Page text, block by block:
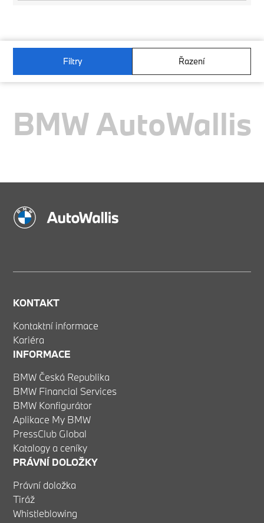
Filtry Řazení
BMW AutoWallis
KONTAKT
Kontaktní informace
Kariéra
INFORMACE
BMW Česká Republika
BMW Financial Services
BMW Konfigurátor
Aplikace My BMW
PressClub Global
Katalogy a ceníky
PRÁVNÍ DOLOŽKY
Právní doložka
Tiráž
Whistleblowing